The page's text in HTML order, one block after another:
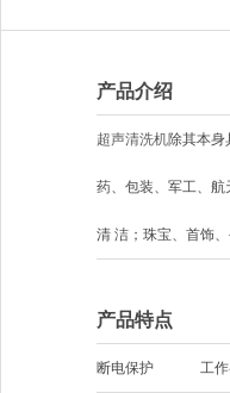
产品介绍
超声清洗机除其本身
药、包装、军工、
清 洁；珠宝、首饰
产品特点
断电保护 工